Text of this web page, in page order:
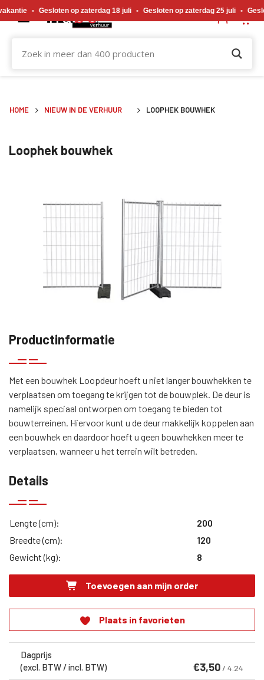
• Gesloten op zaterdag 18 juli • Gesloten op zaterdag 25 juli • Gesloten op
HOME NIEUW IN DE VERHUUR LOOPHEK BOUWHEK
Loophek bouwhek
Productinformatie
Met een bouwhek Loopdeur hoeft u niet langer bouwhekken te
verplaatsen om toegang te krijgen tot de bouwplek. De deur is
namelijk speciaal ontworpen om toegang te bieden tot
bouwterreinen. Hiervoor kunt u de deur makkelijk koppelen aan
een bouwhek en daardoor hoeft u geen bouwhekken meer te
verplaatsen, wanneer u het terrein wilt betreden.
Details
Lengte (cm):
200
Breedte (cm):
120
Gewicht (kg):
8
Toevoegen aan mijn order
Plaats in favorieten
Dagprijs
(excl. BTW / incl. BTW)
€3,50 / 4.24